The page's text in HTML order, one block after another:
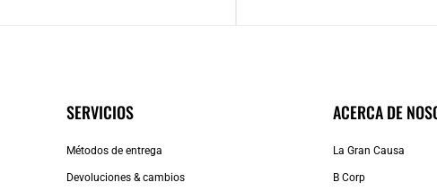
SERVICIOS
Métodos de entrega
Devoluciones & cambios
ACERCA DE
La Gran Causa
B Corp